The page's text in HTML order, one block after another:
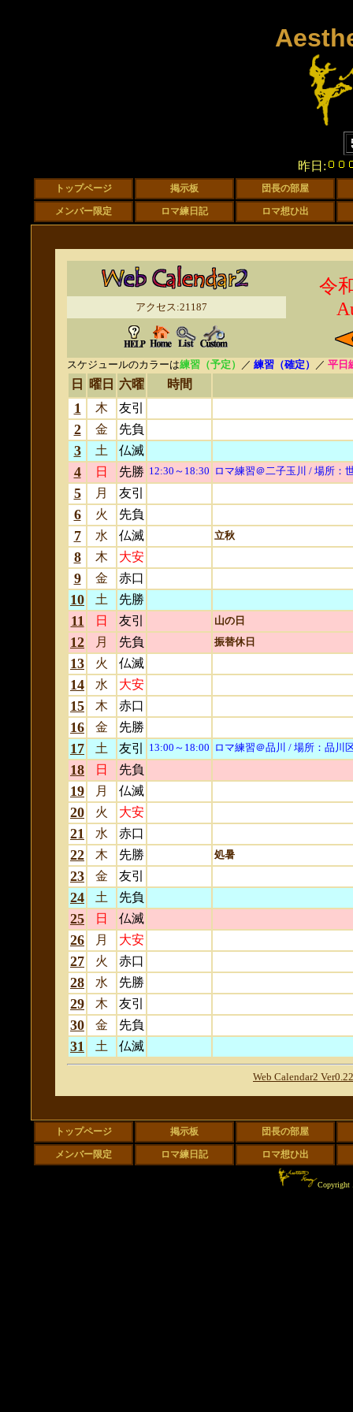
昨日:
令
アクセス:21187
スケジュールのカラーは練習（予定） ／ 練習（確定） ／ 平日
日 曜日 六曜 時間
1 木 友引
2 金 先負
3 土 仏滅
4 日 先勝 12:30～ 18:30 ロマ練習＠二子玉川 / 場所：
5 月 友引
6 火 先負
7 水 仏滅 立秋
8 木 大安
9 金 赤口
10 土 先勝
11 日 友引 山の日
12 月 先負 振替休日
13 火 仏滅
14 水 大安
15 木 赤口
16 金 先勝
17 土 友引 13:00～ 18:00 ロマ練習＠品川 / 場所：品川
18 日 先負
19 月 仏滅
20 火 大安
21 水 赤口
22 木 先勝 処暑
23 金 友引
24 土 先負
25 日 仏滅
26 月 大安
27 火 赤口
28 水 先勝
29 木 友引
30 金 先負
31 土 仏滅
Web Calendar2
Copyright